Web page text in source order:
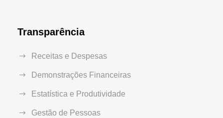
Transparência
Receitas e Despesas
Demonstrações Financeiras
Estatística e Produtividade
Gestão de Pessoas